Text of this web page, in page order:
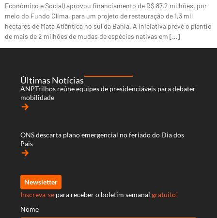
Econômico e Social) aprovou financiamento de R$ 87,2 milhões, por
meio do Fundo Clima, para um projeto de restauração de 1,3 mil
hectares de Mata Atlântica no sul da Bahia. A iniciativa prevê o plantio
de mais de 2 milhões de mudas de espécies nativas em […]
Últimas Notícias
ANPTrilhos reúne equipes de presidenciáveis para debater
mobilidade
arrow_forward
ONS descarta plano emergencial no feriado do Dia dos
Pais
arrow_forward
Newsletter
Inscreva-se para receber o boletim semanal gratuito!
Nome